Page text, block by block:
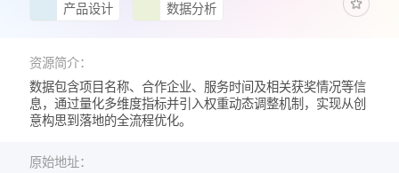
产品设计 数据分析
资源简介：
数据包含项目名称、合作企业、服务时间及相关获奖情况等信
息，通过量化多维度指标并引入权重动态调整机制，实现从创
意构思到落地的全流程优化。
原始地址：